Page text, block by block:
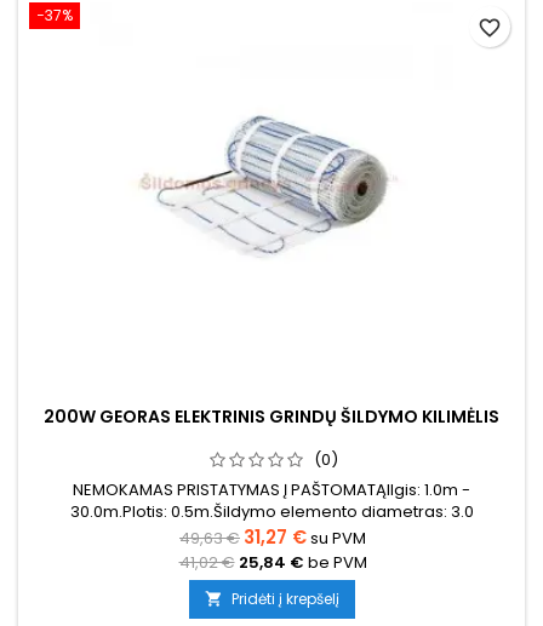
−37%
200W GEORAS ELEKTRINIS GRINDŲ ŠILDYMO KILIMĖLIS
(0)
NEMOKAMAS PRISTATYMAS Į PAŠTOMATĄIlgis: 1.0m -
30.0m.Plotis: 0.5m.Šildymo elemento diametras: 3.0
mmBendras storis su tinkleliu 3.8 mmGalia: 200W/m²
Garantija: 12 metųKabelis: Dvigubo laidininko
49,63 € 31,27 €su PVM
41,02 € 25,84 € be PVM
 Pridėti į krepšelį
favorite_border